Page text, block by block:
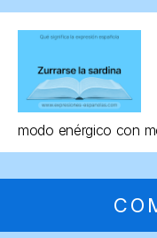
modo enérgico con